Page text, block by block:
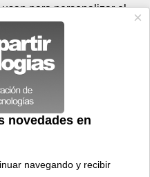
por fecha-Ordenar por pertinencia
Registrar Conectar
para personalizar el
funciones de medios
Además, compartimos
del sitio web con nuestros
publicidad y de análisis
OK